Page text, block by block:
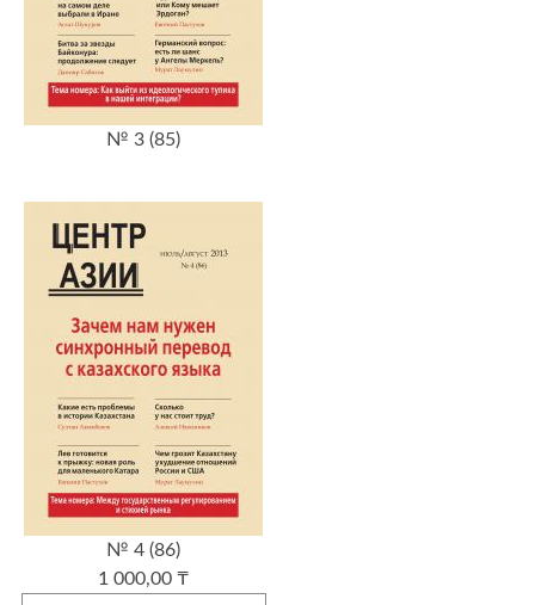
№ 3 (85)
№ 4 (86)
1 000,00 ₸